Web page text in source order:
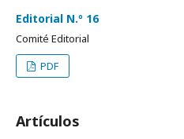
Editorial N.º 16
Comité Editorial
PDF
Artículos